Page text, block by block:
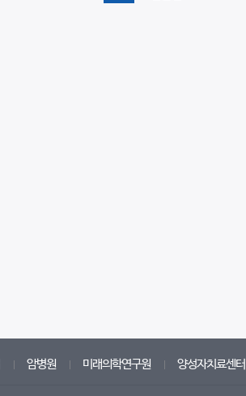
암병원 미래의학연구원 양성자치료센터